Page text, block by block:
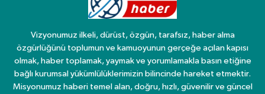
Vizyonumuz ilkeli, dürüst, özgün, tarafsız, haber alma
özgürlüğünü toplumun ve kamuoyunun gerçeğe açılan kapısı
olmak, haber toplamak, yaymak ve yorumlamakla basın etiğine
bağlı kurumsal yükümlülüklerimizin bilincinde hareket etmektir.
Misyonumuz haberi temel alan, doğru, hızlı, güvenilir ve güncel